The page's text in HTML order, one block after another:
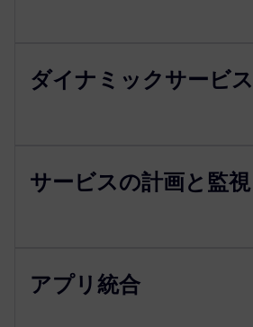
ダイナミックサービス
サービスの計画と監視
アプリ統合